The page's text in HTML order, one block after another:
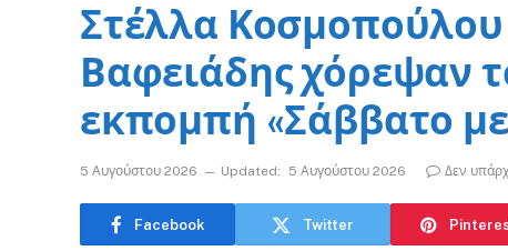
Στέλλα Κοσμοπούλου
Βαφειάδης χόρεψαν
εκπομπή «Σάββατο
5 Αυγούστου 2026 Updated: 5 Αυγούστου 2026 Δεν
Facebook Twitter